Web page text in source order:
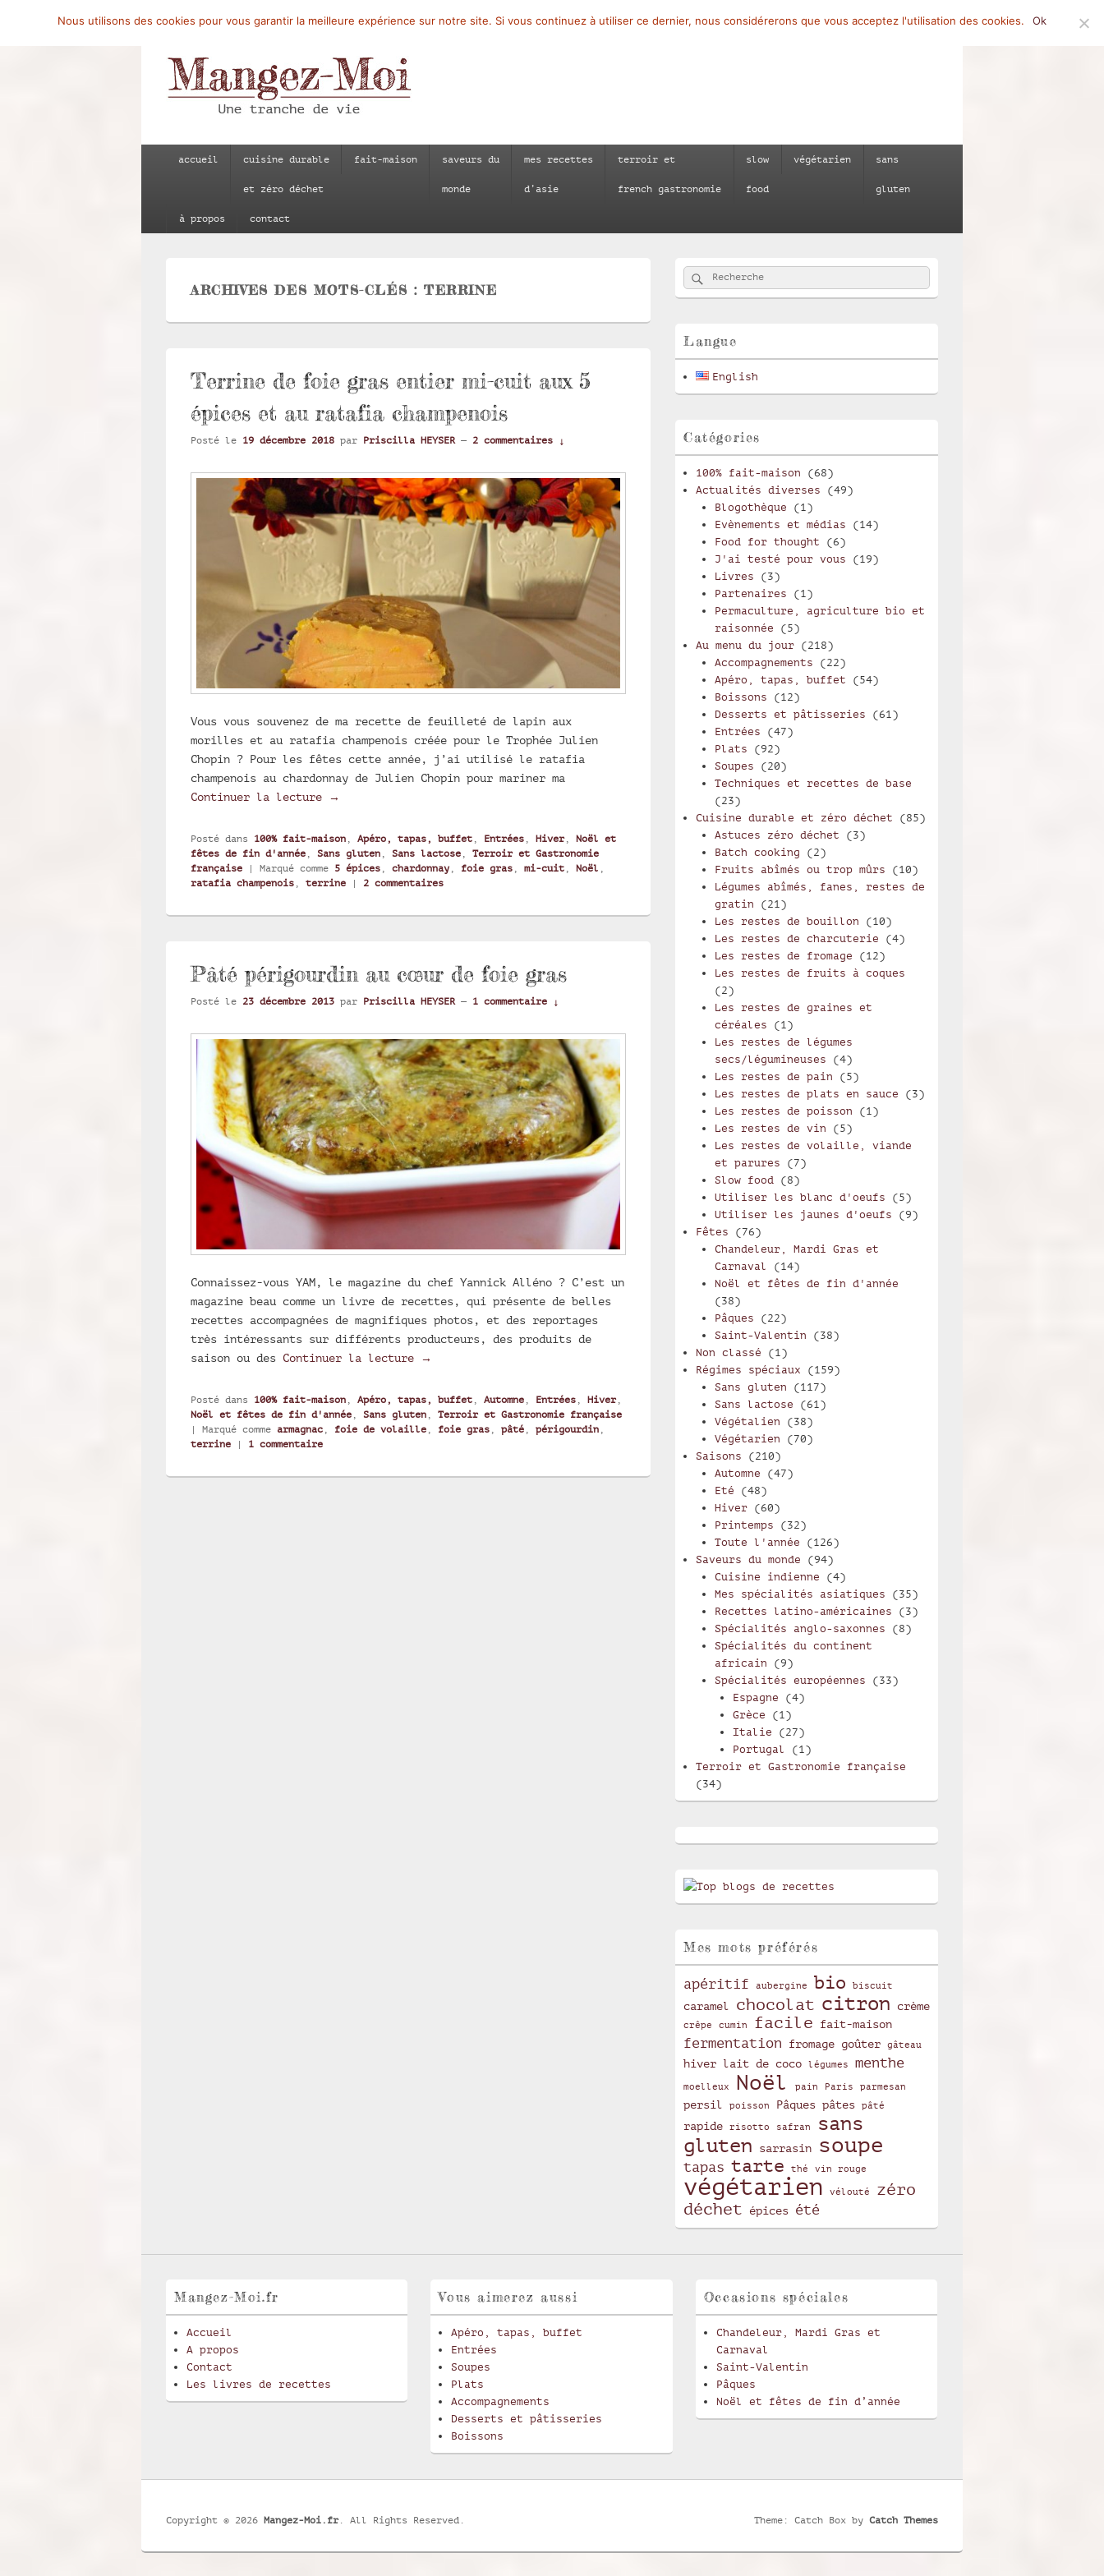
Mangez-Moi.fr
accueil cuisine durable
et zéro déchet
fait-maison saveurs du
monde
mes recettes
d’asie
terroir et
french gastronomie
slow
food
végétarien sans
gluten
à propos contact
ARCHIVES DES MOTS-CLÉS :TERRINE
Terrine de foie gras entier mi-cuit aux 5
épices et au ratafia champenois
Posté le 19 décembre 2018 par Priscilla HEYSER — 2 commentaires ↓
Vous vous souvenez de ma recette de feuilleté de lapin aux
morilles et au ratafia champenois créée pour le Trophée Julien
Chopin ? Pour les fêtes cette année, j’ai utilisé le ratafia
champenois au chardonnay de Julien Chopin pour mariner ma
Continuer la lecture
Terrine de foie gras entier mi-cuit aux 5 épices et au ratafia champenois
→
Posté dans 100% fait-maison Apéro, tapas, buffet Entrées Hiver, Noël et
fêtes de fin d'année
Sans gluten Sans lactose
Terroir et Gastronomie
française
| Marqué comme 5 épices chardonnay foie gras mi-cuit Noël
ratafia champenois
terrine | 2 commentaires
Pâté périgourdin au cœur de foie gras
Posté le 23 décembre 2013 par Priscilla HEYSER — 1 commentaire ↓
Connaissez-vous YAM, le magazine du chef Yannick Alléno ? C’est un
magazine beau comme un livre de recettes, qui présente de belles
recettes accompagnées de magnifiques photos, et des reportages
très intéressants sur différents producteurs, des produits de
saison ou des Continuer la lecture Pâté périgourdin au cœur de foie gras
→
Posté dans 100% fait-maison Apéro, tapas, buffet Automne Entrées Hiver,
Noël et fêtes de fin d'année
Sans gluten
Terroir et Gastronomie française
| Marqué comme armagnac foie de volaille foie gras pâté périgourdin
terrine
| 1 commentaire
Zone
principale
de
Recherche :
Rechercher
Langue
English
Catégories
100% fait-maison (68)
Actualités diverses (49)
Blogothèque (1)
Evènements et médias (14)
Food for thought (6)
J'ai testé pour vous (19)
Livres (3)
Partenaires (1)
Permaculture, agriculture bio et
raisonnée (5)
Au menu du jour (218)
Accompagnements (22)
Apéro, tapas, buffet (54)
Boissons (12)
Desserts et pâtisseries (61)
Entrées (47)
Plats (92)
Soupes (20)
Techniques et recettes de base
(23)
Cuisine durable et zéro déchet (85)
Astuces zéro déchet (3)
Batch cooking (2)
Fruits abîmés ou trop mûrs (10)
Légumes abîmés, fanes, restes de
gratin (21)
Les restes de bouillon (10)
Les restes de charcuterie (4)
Les restes de fromage (12)
Les restes de fruits à coques
(2)
Les restes de graines et
céréales (1)
Les restes de légumes
secs/légumineuses (4)
Les restes de pain (5)
Les restes de plats en sauce (3)
Les restes de poisson (1)
Les restes de vin (5)
Les restes de volaille, viande
et parures (7)
Slow food(8)
Utiliser les blanc d'oeufs (5)
Utiliser les jaunes d'oeufs (9)
Fêtes (76)
Chandeleur, Mardi Gras et
Carnaval (14)
Noël et fêtes de fin d'année
(38)
Pâques (22)
Saint-Valentin (38)
Non classé (1)
Régimes spéciaux (159)
Sans gluten (117)
Sans lactose (61)
Végétalien (38)
Végétarien (70)
Saisons (210)
Automne (47)
Eté (48)
Hiver(60)
Printemps (32)
Toute l'année (126)
Saveurs du monde (94)
Cuisine indienne (4)
Mes spécialités asiatiques (35)
Recettes latino-américaines (3)
Spécialités anglo-saxonnes (8)
Spécialités du continent
africain (9)
Spécialités européennes (33)
Espagne (4)
Grèce (1)
Italie (27)
Portugal
(1)
Terroir et Gastronomie française
(34)
Mes mots préférés
apéritif aubergine bio biscuit
caramel chocolat citron crème
crêpe cumin facile fait-maison
fermentation fromage goûter gâteau
hiver lait de coco légumes menthe
moelleux Noël pain Paris parmesan
persil poisson Pâques pâtes pâté
rapide risotto safran
sans
gluten
sarrasin soupe
tapas tarte thé vin rouge
végétarien vélouté
zéro
déchet
épices été
Mangez-Moi.fr
Accueil
A propos
Contact
Les livres de recettes
Vous aimerez aussi
Apéro, tapas, buffet
Entrées
Soupes
Plats
Accompagnements
Desserts et pâtisseries
Boissons
Occasions spéciales
Chandeleur, Mardi Gras et
Carnaval
Saint-Valentin
Pâques
Noël et fêtes de fin d’année
Copyright © 2026 Mangez-Moi.fr. All Rights Reserved. Theme: Catch Box by Catch Themes
Nous utilisons des cookies pour vous garantir la meilleure expérience sur notre site. Si vous continuez à utiliser ce dernier, nous considérerons que vous acceptez l'utilisation des cookies. Ok